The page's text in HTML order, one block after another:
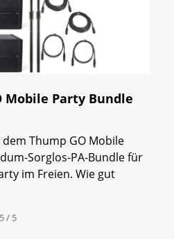
Mobile Party Bundle
Thump GO Mobile
Sorglos-PA-Bundle für
im Freien. Wie gut
5 / 5